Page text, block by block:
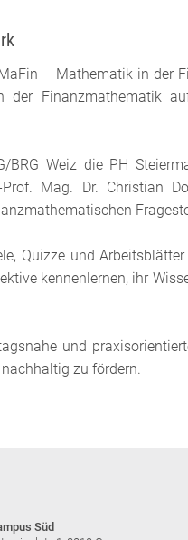
– Mathematik in der
der Finanzmathematik
Weiz die PH
Mag. Dr. Christian
Quizze und
kennenlernen, ihr
und
zu fördern.
Süd